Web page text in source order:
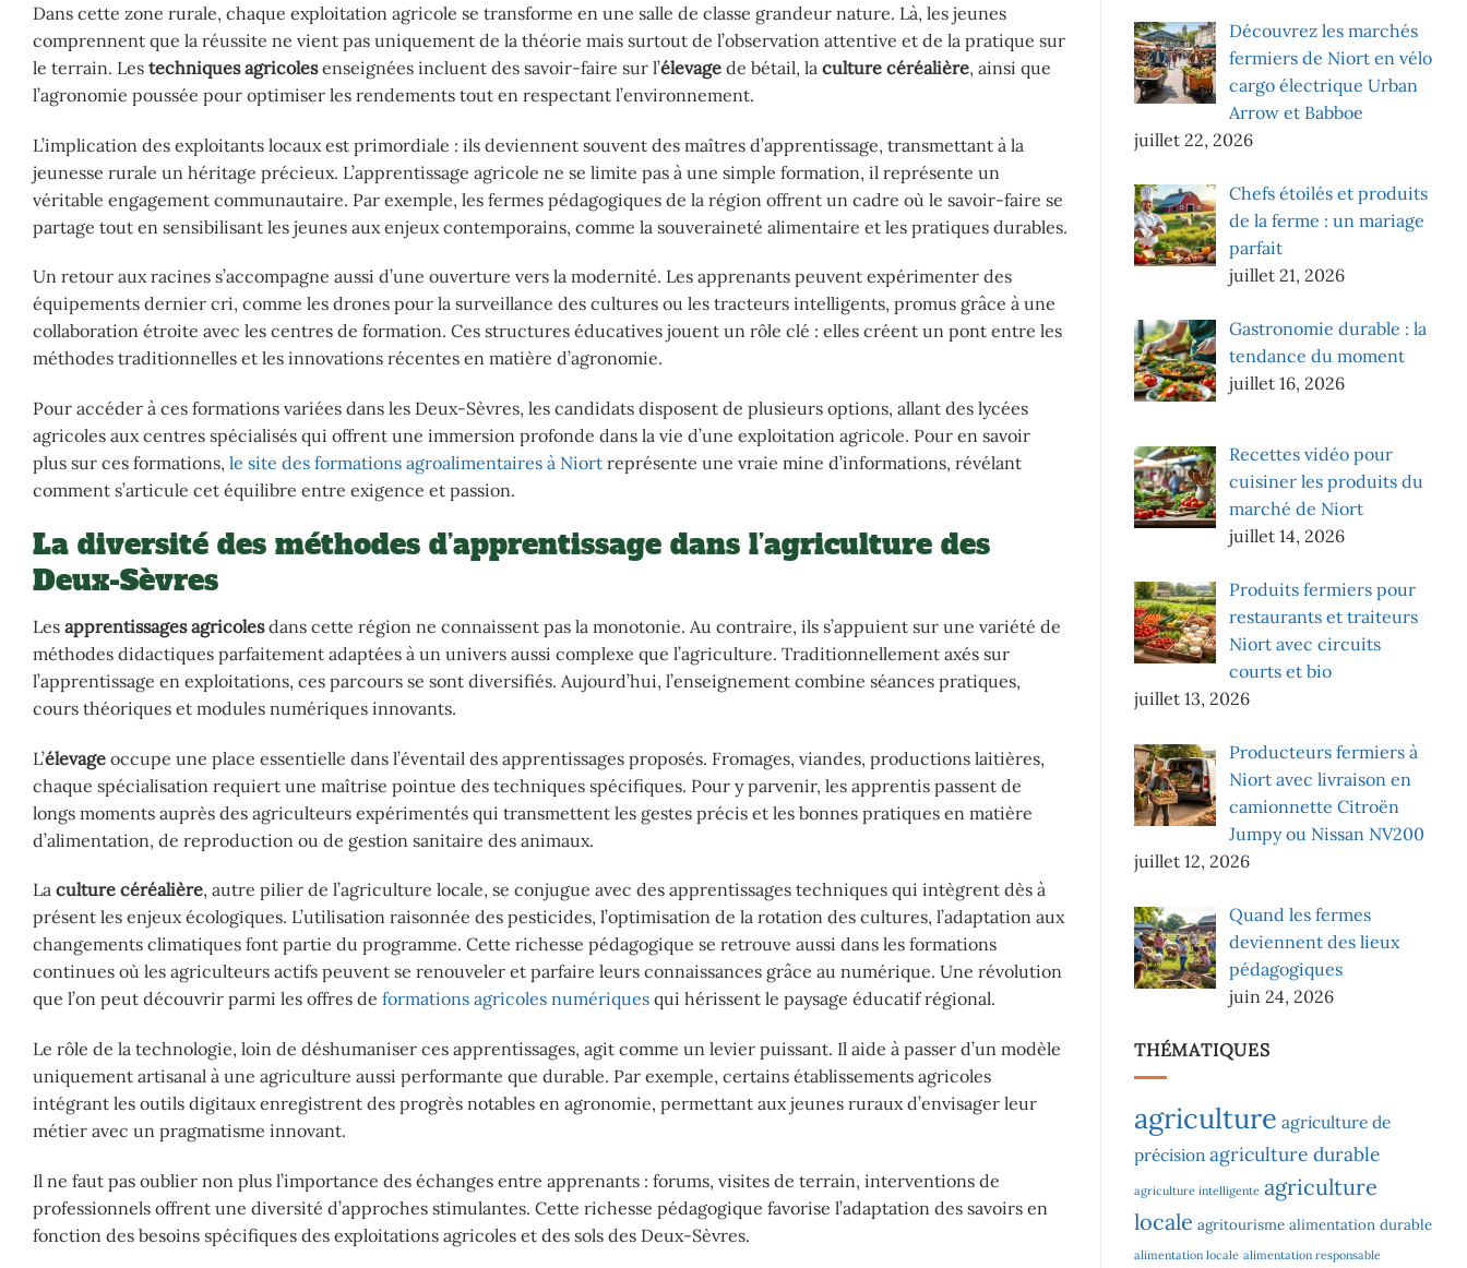
Dans cette zone rurale, chaque exploitation agricole se transforme en une salle de classe grandeur nature. Là, les jeunes
comprennent que la réussite ne vient pas uniquement de la théorie mais surtout de l’observation attentive et de la pratique sur
le terrain. Les techniques agricolesenseignées incluent des savoir-faire sur l’élevage de bétail, la culture céréalière, ainsi que
l’agronomie poussée pour optimiser les rendements tout en respectant l’environnement.
L’implication des exploitants locaux est primordiale : ils deviennent souvent des maîtres d’apprentissage, transmettant à la
jeunesse rurale un héritage précieux. L’apprentissage agricole ne se limite pas à une simple formation, il représente un
véritable engagement communautaire. Par exemple, les fermes pédagogiques de la région offrent un cadre où le savoir-faire se
partage tout en sensibilisant les jeunes aux enjeux contemporains, comme la souveraineté alimentaire et les pratiques durables.
Un retour aux racines s’accompagne aussi d’une ouverture vers la modernité. Les apprenants peuvent expérimenter des
équipements dernier cri, comme les drones pour la surveillance des cultures ou les tracteurs intelligents, promus grâce à une
collaboration étroite avec les centres de formation. Ces structures éducatives jouent un rôle clé : elles créent un pont entre les
méthodes traditionnelles et les innovations récentes en matière d’agronomie.
Pour accéder à ces formations variées dans les Deux-Sèvres, les candidats disposent de plusieurs options, allant des lycées
agricoles aux centres spécialisés qui offrent une immersion profonde dans la vie d’une exploitation agricole. Pour en savoir
plus sur ces formations, le site des formations agroalimentaires à Niort représente une vraie mine d’informations, révélant
comment s’articule cet équilibre entre exigence et passion.
La diversité des méthodes d’apprentissage dans l’agriculture des
Deux-Sèvres
Les apprentissages agricolesdans cette région ne connaissent pas la monotonie. Au contraire, ils s’appuient sur une variété de
méthodes didactiques parfaitement adaptées à un univers aussi complexe que l’agriculture. Traditionnellement axés sur
l’apprentissage en exploitations, ces parcours se sont diversifiés. Aujourd’hui, l’enseignement combine séances pratiques,
cours théoriques et modules numériques innovants.
L’élevage occupe une place essentielle dans l’éventail des apprentissages proposés. Fromages, viandes, productions laitières,
chaque spécialisation requiert une maîtrise pointue des techniques spécifiques. Pour y parvenir, les apprentis passent de
longs moments auprès des agriculteurs expérimentés qui transmettent les gestes précis et les bonnes pratiques en matière
d’alimentation, de reproduction ou de gestion sanitaire des animaux.
La culture céréalière, autre pilier de l’agriculture locale, se conjugue avec des apprentissages techniques qui intègrent dès à
présent les enjeux écologiques. L’utilisation raisonnée des pesticides, l’optimisation de la rotation des cultures, l’adaptation aux
changements climatiques font partie du programme. Cette richesse pédagogique se retrouve aussi dans les formations
continues où les agriculteurs actifs peuvent se renouveler et parfaire leurs connaissances grâce au numérique. Une révolution
que l’on peut découvrir parmi les offres de formations agricoles numériques qui hérissent le paysage éducatif régional.
Le rôle de la technologie, loin de déshumaniser ces apprentissages, agit comme un levier puissant. Il aide à passer d’un modèle
uniquement artisanal à une agriculture aussi performante que durable. Par exemple, certains établissements agricoles
intégrant les outils digitaux enregistrent des progrès notables en agronomie, permettant aux jeunes ruraux d’envisager leur
métier avec un pragmatisme innovant.
Il ne faut pas oublier non plus l’importance des échanges entre apprenants : forums, visites de terrain, interventions de
professionnels offrent une diversité d’approches stimulantes. Cette richesse pédagogique favorise l’adaptation des savoirs en
fonction des besoins spécifiques des exploitations agricoles et des sols des Deux-Sèvres.
Découvrez les marchés
fermiers de Niort en vélo
cargo électrique Urban
Arrow et Babboe
juillet 22, 2026
Chefs étoilés et produits
de la ferme : un mariage
parfait
juillet 21, 2026
Gastronomie durable : la
tendance du moment
juillet 16, 2026
Recettes vidéo pour
cuisiner les produits du
marché de Niort
juillet 14, 2026
Produits fermiers pour
restaurants et traiteurs
Niort avec circuits
courts et bio
juillet 13, 2026
Producteurs fermiers à
Niort avec livraison en
camionnette Citroën
Jumpy ou Nissan NV200
juillet 12, 2026
Quand les fermes
deviennent des lieux
pédagogiques
juin 24, 2026
THÉMATIQUES
agriculture agriculture de
précision agriculture durable
agriculture intelligente agriculture
locale agritourisme alimentation durable
alimentation locale alimentation responsable